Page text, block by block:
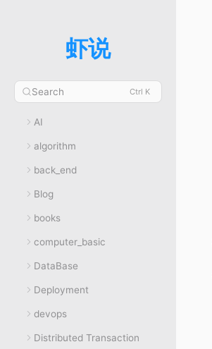
虾说
Search Ctrl K
AI
algorithm
back_end
Blog
books
computer_basic
DataBase
Deployment
devops
Distributed Transaction